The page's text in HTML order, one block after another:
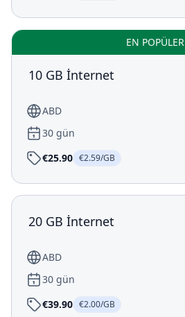
EN POPÜLER
10 GB İnternet
ABD
30 gün
€25.90 €2.59/GB
20 GB İnternet
ABD
30 gün
€39.90 €2.00/GB